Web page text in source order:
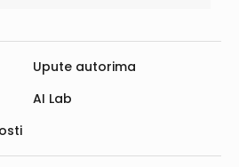
Upute autorima
AI Lab